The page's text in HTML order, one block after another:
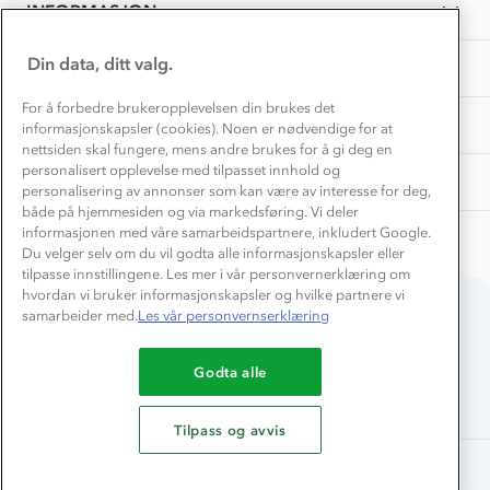
2024
May
2024
INFORMASJON
OM OSS
TIPS OG RÅD
Store størrelser
Turmat oppskrifter
Beredskap
AKTIVITETER
Leirskole 🥾
Barnehageansatt
Tips til hyttetur
Du betaler enkelt med
Din data, ditt valg.
For å forbedre brukeropplevelsen din brukes det
informasjonskapsler (cookies). Noen er nødvendige for at
nettsiden skal fungere, mens andre brukes for å gi deg en
personalisert opplevelse med tilpasset innhold og
personalisering av annonser som kan være av interesse for deg,
både på hjemmesiden og via markedsføring. Vi deler
informasjonen med våre samarbeidspartnere, inkludert Google.
Du velger selv om du vil godta alle informasjonskapsler eller
tilpasse innstillingene. Les mer i vår personvernerklæring om
hvordan vi bruker informasjonskapsler og hvilke partnere vi
samarbeider med.Les vår personvernserklæring
Godta alle
Tilpass og avvis